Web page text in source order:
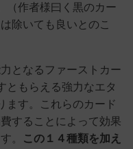
（作者様曰く黒のカー
除いても良いとのこ
となるファーストカー
ともらえる強力なエタ
ます。これらのカード
することによって効果
。
この１４種類を加え